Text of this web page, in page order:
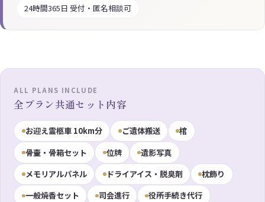
24時間365日 受付・匿名相談可
ALL PLANS INCLUDE
全プラン共通セット内容
お迎え霊柩車 10km分 ご遺体搬送
棺
骨壷・骨箱セット
位牌
遺影写真
メモリアルパネル
ドライアイス・脱臭剤
枕飾り
一般焼香セット
司会進行
役所手続き代行